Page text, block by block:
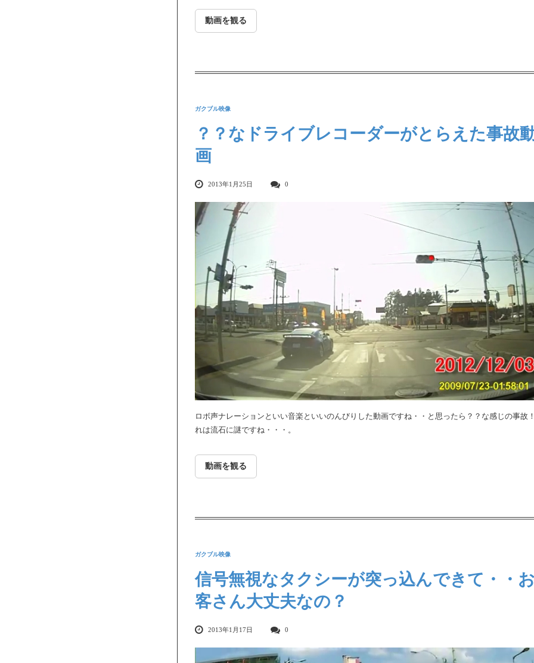
動画を観る
ガクブル映像
？？なドライブレコーダーがとらえた事故
画
2013年1月25日 0
ロボ声ナレーションといい音楽といいのんびりした動画ですね・・と思ったら？？な感じの事故
れは流石に謎ですね・・・。
動画を観る
ガクブル映像
信号無視なタクシーが突っ込んできて・・
客さん大丈夫なの？
2013年1月17日 0